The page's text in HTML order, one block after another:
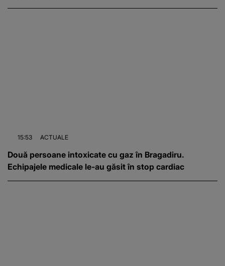
15:53 ACTUALE
Două persoane intoxicate cu gaz în Bragadiru.
Echipajele medicale le-au găsit în stop cardiac